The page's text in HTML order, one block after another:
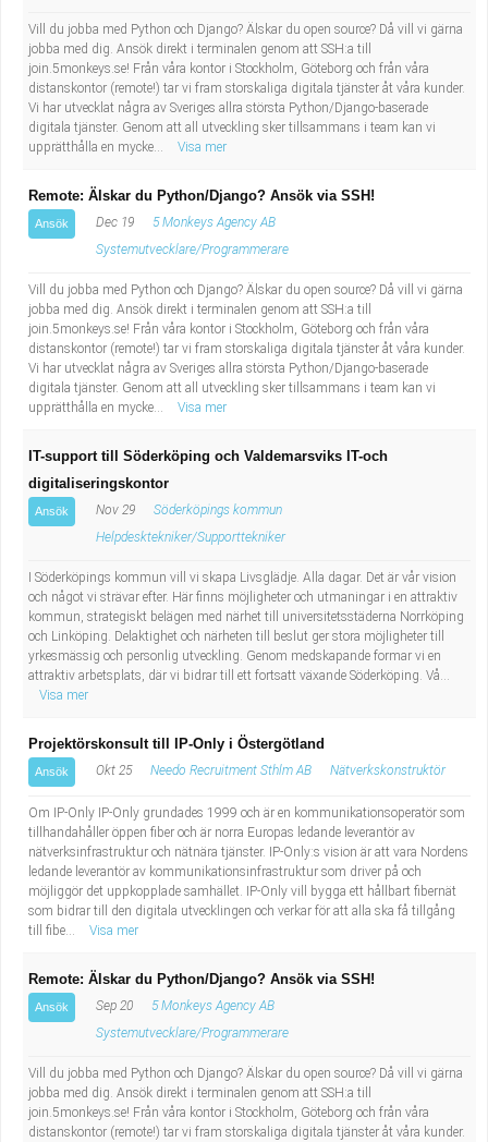
Vill du jobba med Python och Django? Älskar du open source? Då vill vi gärna
jobba med dig. Ansök direkt i terminalen genom att SSH:a till
join.5monkeys.se! Från våra kontor i Stockholm, Göteborg och från våra
distanskontor (remote!) tar vi fram storskaliga digitala tjänster åt våra kunder.
Vi har utvecklat några av Sveriges allra största Python/Django-baserade
digitala tjänster. Genom att all utveckling sker tillsammans i team kan vi
upprätthålla en mycke...
Visa mer
Remote: Älskar du Python/Django? Ansök via SSH!
Ansök Dec 19
5 Monkeys Agency AB
Systemutvecklare/Programmerare
Vill du jobba med Python och Django? Älskar du open source? Då vill vi gärna
jobba med dig. Ansök direkt i terminalen genom att SSH:a till
join.5monkeys.se! Från våra kontor i Stockholm, Göteborg och från våra
distanskontor (remote!) tar vi fram storskaliga digitala tjänster åt våra kunder.
Vi har utvecklat några av Sveriges allra största Python/Django-baserade
digitala tjänster. Genom att all utveckling sker tillsammans i team kan vi
upprätthålla en mycke...
Visa mer
IT-support till Söderköping och Valdemarsviks IT-och
digitaliseringskontor
Ansök Nov 29
Söderköpings kommun
Helpdesktekniker/Supporttekniker
I Söderköpings kommun vill vi skapa Livsglädje. Alla dagar. Det är vår vision
och något vi strävar efter. Här finns möjligheter och utmaningar i en attraktiv
kommun, strategiskt belägen med närhet till universitetsstäderna Norrköping
och Linköping. Delaktighet och närheten till beslut ger stora möjligheter till
yrkesmässig och personlig utveckling. Genom medskapande formar vi en
attraktiv arbetsplats, där vi bidrar till ett fortsatt växande Söderköping. Vå...
Visa mer
Projektörskonsult till IP-Only i Östergötland
Ansök Okt 25 Needo Recruitment Sthlm AB Nätverkskonstruktör
Om IP-Only IP-Only grundades 1999 och är en kommunikationsoperatör som
tillhandahåller öppen fiber och är norra Europas ledande leverantör av
nätverksinfrastruktur och nätnära tjänster. IP-Only:s vision är att vara Nordens
ledande leverantör av kommunikationsinfrastruktur som driver på och
möjliggör det uppkopplade samhället. IP-Only vill bygga ett hållbart fibernät
som bidrar till den digitala utvecklingen och verkar för att alla ska få tillgång
till fibe...
Visa mer
Remote: Älskar du Python/Django? Ansök via SSH!
Ansök Sep 20
5 Monkeys Agency AB
Systemutvecklare/Programmerare
Vill du jobba med Python och Django? Älskar du open source? Då vill vi gärna
jobba med dig. Ansök direkt i terminalen genom att SSH:a till
join.5monkeys.se! Från våra kontor i Stockholm, Göteborg och från våra
distanskontor (remote!) tar vi fram storskaliga digitala tjänster åt våra kunder.